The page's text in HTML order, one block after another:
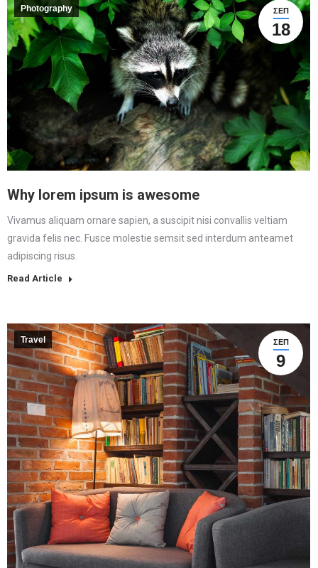
ΣΕΠ
18
Photography
Why lorem ipsum is awesome
Vivamus aliquam ornare sapien, a suscipit nisi convallis veltiam
gravida felis nec. Fusce molestie semsit sed interdum anteamet
adipiscing risus.
Read Article
ΣΕΠ
9
Travel